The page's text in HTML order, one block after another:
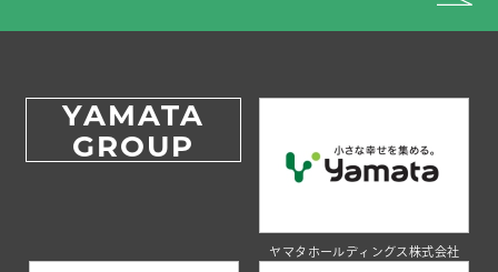
YAMATA
GROUP
ヤマタホールディングス株式会社